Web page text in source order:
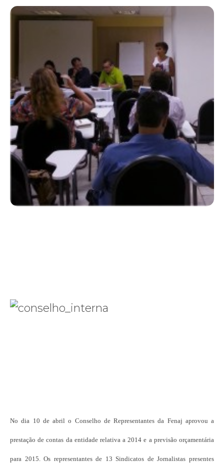
No dia 10 de abril o Conselho de Representantes da Fenaj aprovou a
prestação de contas da entidade relativa a 2014 e a previsão orçamentária
para 2015. Os representantes de 13 Sindicatos de Jornalistas presentes